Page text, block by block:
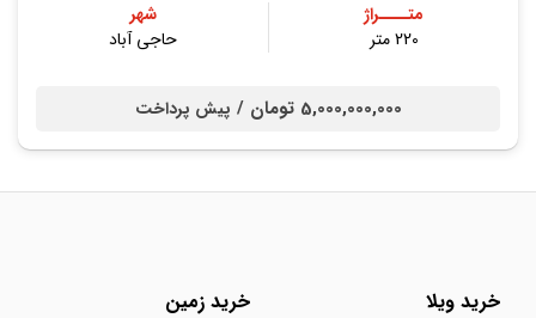
متــــراژ
220 متر
شهر
حاجی آباد
5,000,000,000 تومان / پیش پرداخت
خرید ویلا خرید زمین